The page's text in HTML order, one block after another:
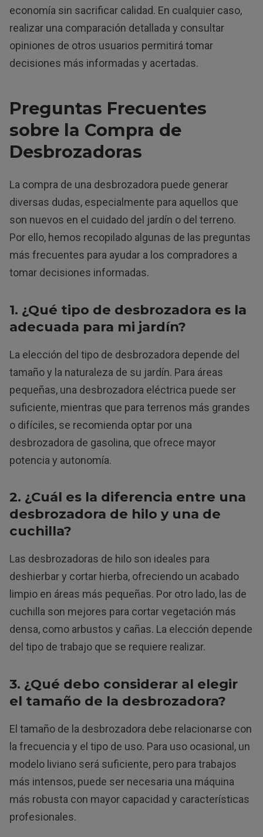
economía sin sacrificar calidad. En cualquier caso,
realizar una comparación detallada y consultar
opiniones de otros usuarios permitirá tomar
decisiones más informadas y acertadas.
Preguntas Frecuentes
sobre la Compra de
Desbrozadoras
La compra de una desbrozadora puede generar
diversas dudas, especialmente para aquellos que
son nuevos en el cuidado del jardín o del terreno.
Por ello, hemos recopilado algunas de las preguntas
más frecuentes para ayudar a los compradores a
tomar decisiones informadas.
1. ¿Qué tipo de desbrozadora es la
adecuada para mi jardín?
La elección del tipo de desbrozadora depende del
tamaño y la naturaleza de su jardín. Para áreas
pequeñas, una desbrozadora eléctrica puede ser
suficiente, mientras que para terrenos más grandes
o difíciles, se recomienda optar por una
desbrozadora de gasolina, que ofrece mayor
potencia y autonomía.
2. ¿Cuál es la diferencia entre una
desbrozadora de hilo y una de
cuchilla?
Las desbrozadoras de hilo son ideales para
deshierbar y cortar hierba, ofreciendo un acabado
limpio en áreas más pequeñas. Por otro lado, las de
cuchilla son mejores para cortar vegetación más
densa, como arbustos y cañas. La elección depende
del tipo de trabajo que se requiere realizar.
3. ¿Qué debo considerar al elegir
el tamaño de la desbrozadora?
El tamaño de la desbrozadora debe relacionarse con
la frecuencia y el tipo de uso. Para uso ocasional, un
modelo liviano será suficiente, pero para trabajos
más intensos, puede ser necesaria una máquina
más robusta con mayor capacidad y características
profesionales.